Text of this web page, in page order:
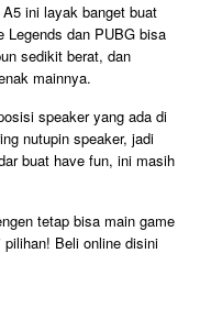
ini layak banget buat
Legends dan PUBG bisa
sedikit berat, dan
mainnya.
speaker yang ada di
nutupin speaker, jadi
buat have fun, ini masih
tetap bisa main game
pilihan! Beli online disini